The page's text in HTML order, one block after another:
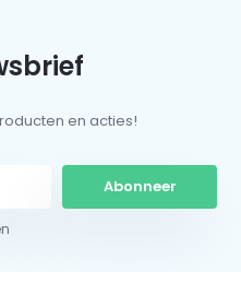
en acties!
Abonneer